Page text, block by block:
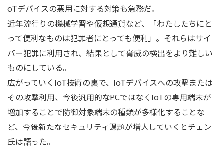
oTデバイスの悪用に対する対策も急務だ。
近年流行りの機械学習や仮想通貨など、「わたしたちにと
って便利なものは犯罪者にとっても便利」。それらはサイ
バー犯罪に利用され、結果として脅威の検出をより難しい
ものにしている。
広がっていくIoT技術の裏で、IoTデバイスへの攻撃または
その攻撃利用、今後汎用的なPCではなくIoTの専用端末が
増加することで防御対象端末の種類が多様化することな
ど、今後新たなセキュリティ課題が増大していくとチェン
氏は語った。